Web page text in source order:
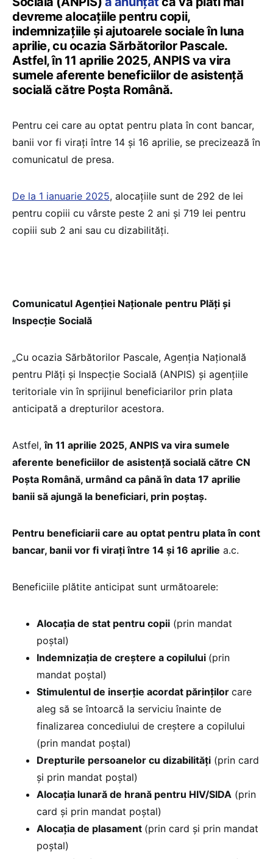
devreme alocațiile pentru copii,
indemnizațiile și ajutoarele sociale în luna
aprilie, cu ocazia Sărbătorilor Pascale.
Astfel, în 11 aprilie 2025, ANPIS va vira
sumele aferente beneficiilor de asistență
socială către Poșta Română.
Pentru cei care au optat pentru plata în cont bancar,
banii vor fi virați între 14 și 16 aprilie, se precizează în
comunicatul de presa.
De la 1 ianuarie 2025, alocațiile sunt de 292 de lei
pentru copiii cu vârste peste 2 ani și 719 lei pentru
copiii sub 2 ani sau cu dizabilități.
Comunicatul Agenției Naționale pentru Plăți și
Inspecție Socială
„Cu ocazia Sărbătorilor Pascale, Agenția Națională
pentru Plăți și Inspecție Socială (ANPIS) și agențiile
teritoriale vin în sprijinul beneficiarilor prin plata
anticipată a drepturilor acestora.
Astfel,în 11 aprilie 2025, ANPIS va vira sumele
aferente beneficiilor de asistență socială către CN
Poșta Română, urmând ca până în data 17 aprilie
banii să ajungă la beneficiari, prin poștaș.
Pentru beneficiarii care au optat pentru plata în cont
bancar, banii vor fi virați între 14 și 16 aprilie a.c.
Beneficiile plătite anticipat sunt următoarele:
Alocația de stat pentru copii (prin mandat
poștal)
Indemnizația de creștere a copilului (prin
mandat poștal)
Stimulentul de inserție acordat părinților care
aleg să se întoarcă la serviciu înainte de
finalizarea concediului de creștere a copilului
(prin mandat poștal)
Drepturile persoanelor cu dizabilități (prin card
și prin mandat poștal)
Alocația lunară de hrană pentru HIV/SIDA (prin
card și prin mandat poștal)
Alocația de plasament (prin card și prin mandat
poștal)